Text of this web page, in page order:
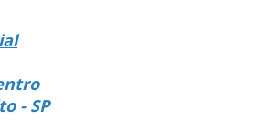
- SP